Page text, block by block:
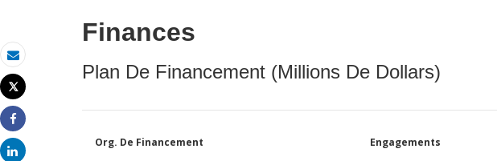
Email
Imprimer
Tweet
Share
Share
Finances
Plan De Financement (Millions De Dollars)
Org. De Financement Engagements